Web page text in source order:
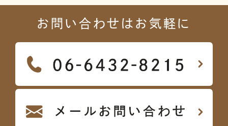
お問い合わせはお気軽に